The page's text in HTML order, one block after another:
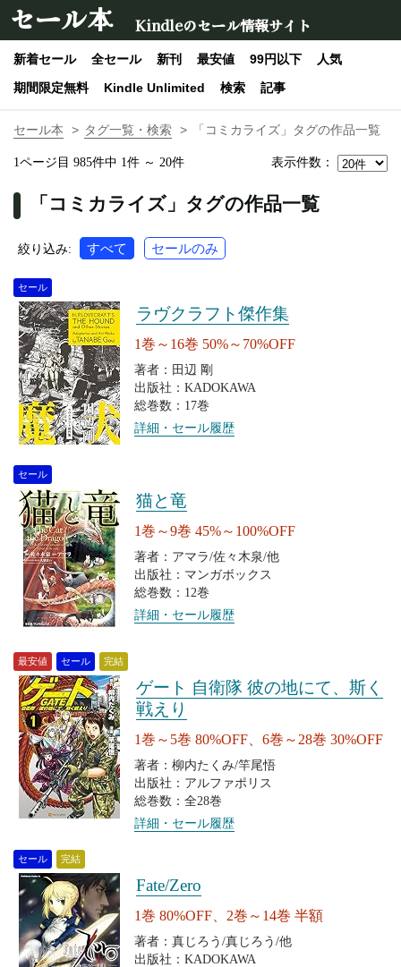
セール本 Kindleのセール情報サイト
新着セール 全セール 新刊 最安値 99円以下
人気
期間限定無料
Kindle Unlimited 検索 記事
セール本 タグ一覧・検索 「コミカライズ」タグの作品一覧
1ページ目 985件中 1件 ～ 20件 表示件数：
「コミカライズ」タグの作品一覧
絞り込み: すべて セールのみ
セール
ラヴクラフト傑作集
1巻～16巻 50%～70%OFF
著者：田辺 剛
出版社：KADOKAWA
総巻数：17巻
詳細・セール履歴
セール
猫と竜
1巻～9巻 45%～100%OFF
著者：アマラ/佐々木泉/他
出版社：マンガボックス
総巻数：12巻
詳細・セール履歴
最安値 セール 完結
ゲート 自衛隊 彼の地にて、斯く
戦えり
1巻～5巻 80%OFF、6巻～28巻 30%OFF
著者：柳内たくみ/竿尾悟
出版社：アルファポリス
総巻数：全28巻
詳細・セール履歴
セール 完結
Fate/Zero
1巻 80%OFF、2巻～14巻 半額
著者：真じろう/真じろう/他
出版社：KADOKAWA